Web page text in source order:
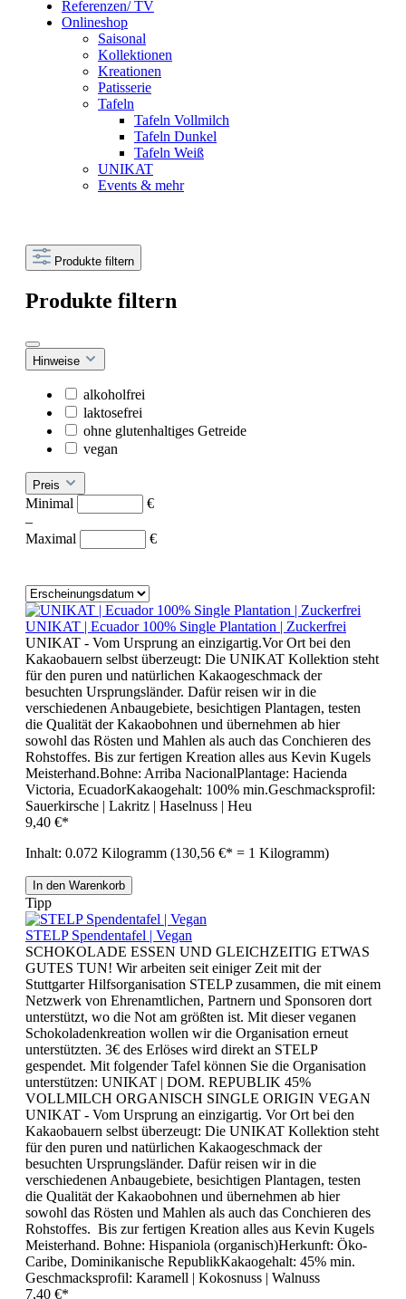
Referenzen/ TV
Onlineshop
Saisonal
Kollektionen
Kreationen
Patisserie
Tafeln
Tafeln Vollmilch
Tafeln Dunkel
Tafeln Weiß
UNIKAT
Events & mehr
Produkte filtern
Produkte filtern
Hinweise
alkoholfrei
laktosefrei
ohne glutenhaltiges Getreide
vegan
Preis
Minimal
€
–
Maximal
€
UNIKAT | Ecuador 100% Single Plantation | Zuckerfrei
UNIKAT - Vom Ursprung an einzigartig.Vor Ort bei den
Kakaobauern selbst überzeugt: Die UNIKAT Kollektion steht
für den puren und natürlichen Kakaogeschmack der
besuchten Ursprungsländer. Dafür reisen wir in die
verschiedenen Anbaugebiete, besichtigen Plantagen, testen
die Qualität der Kakaobohnen und übernehmen ab hier
sowohl das Rösten und Mahlen als auch das Conchieren des
Rohstoffes. Bis zur fertigen Kreation alles aus Kevin Kugels
Meisterhand.Bohne: Arriba NacionalPlantage: Hacienda
Victoria, EcuadorKakaogehalt: 100% min.Geschmacksprofil:
Sauerkirsche | Lakritz | Haselnuss | Heu
9,40 €*
Inhalt: 0.072 Kilogramm (130,56 €* = 1 Kilogramm)
In den Warenkorb
Tipp
STELP Spendentafel | Vegan
SCHOKOLADE ESSEN UND GLEICHZEITIG ETWAS
GUTES TUN! Wir arbeiten seit einiger Zeit mit der
Stuttgarter Hilfsorganisation STELP zusammen, die mit einem
Netzwerk von Ehrenamtlichen, Partnern und Sponsoren dort
unterstützt, wo die Not am größten ist. Mit dieser veganen
Schokoladenkreation wollen wir die Organisation erneut
unterstützten. 3€ des Erlöses wird direkt an STELP
gespendet. Mit folgender Tafel können Sie die Organisation
unterstützen: UNIKAT | DOM. REPUBLIK 45%
VOLLMILCH ORGANISCH SINGLE ORIGIN VEGAN
UNIKAT - Vom Ursprung an einzigartig. Vor Ort bei den
Kakaobauern selbst überzeugt: Die UNIKAT Kollektion steht
für den puren und natürlichen Kakaogeschmack der
besuchten Ursprungsländer. Dafür reisen wir in die
verschiedenen Anbaugebiete, besichtigen Plantagen, testen
die Qualität der Kakaobohnen und übernehmen ab hier
sowohl das Rösten und Mahlen als auch das Conchieren des
Rohstoffes. Bis zur fertigen Kreation alles aus Kevin Kugels
Meisterhand. Bohne: Hispaniola (organisch)Herkunft: Öko-
Caribe, Dominikanische RepublikKakaogehalt: 45% min.
Geschmacksprofil: Karamell | Kokosnuss | Walnuss
7,40 €*